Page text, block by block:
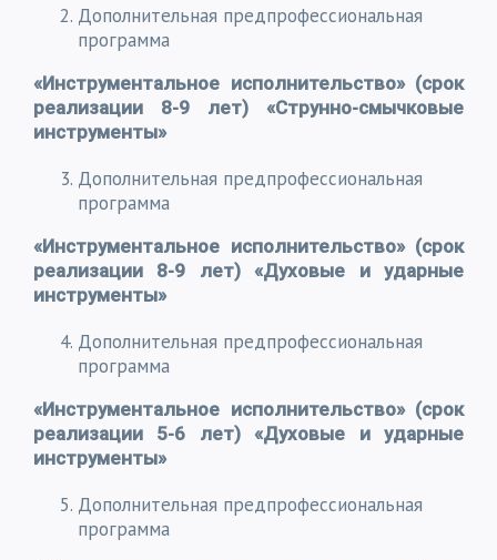
Дополнительная предпрофессиональная
программа
«Инструментальное исполнительство» (срок
реализации 8-9 лет) «Струнно-смычковые
инструменты»
Дополнительная предпрофессиональная
программа
«Инструментальное исполнительство» (срок
реализации 8-9 лет) «Духовые и ударные
инструменты»
Дополнительная предпрофессиональная
программа
«Инструментальное исполнительство» (срок
реализации 5-6 лет) «Духовые и ударные
инструменты»
Дополнительная предпрофессиональная
программа